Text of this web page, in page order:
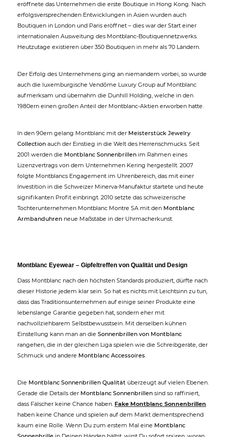
eröffnete das Unternehmen die erste Boutique in Hong Kong. Nach
erfolgsversprechenden Entwicklungen in Asien wurden auch
Boutiquen in London und Paris eröffnet – dies war der Start einer
internationalen Ausweitung des Montblanc-Boutiquennetzwerks.
Heutzutage existieren über 350 Boutiquen in mehr als 70 Ländern.
Der Erfolg des Unternehmens ging an niemandem vorbei, so wurde
auch die luxemburgische Vendôme Luxury Group auf Montblanc
aufmerksam und übernahm die Dunhill Holding, welche in den
1980ern einen großen Anteil der Montblanc-Aktien erworben hatte.
In den 90ern gelang Montblanc mit der Meisterstück Jewelry
Collection auch der Einstieg in die Welt des Herrenschmucks. Seit
2001 werden die Montblanc Sonnenbrillen im Rahmen eines
Lizenzvertrags von dem Unternehmen Kering hergestellt. 2007
folgte Montblancs Engagement im Uhrenbereich, das mit einer
Investition in die Schweizer Minerva-Manufaktur startete und heute
signifikanten Profit einbringt. 2010 setzte das schweizerische
Tochterunternehmen Montblanc Montre SA mit den Montblanc
Armbanduhren neue Maßstäbe in der Uhrmacherkunst.
Montblanc Eyewear – Gipfeltreffen von Qualität und Design
Dass Montblanc nach den höchsten Standards produziert, dürfte nach
dieser Historie jedem klar sein. So hat es nichts mit Leichtsinn zu tun,
dass das Traditionsunternehmen auf einige seiner Produkte eine
lebenslange Garantie gegeben hat, sondern eher mit
nachvollziehbarem Selbstbewusstsein. Mit derselben kühnen
Einstellung kann man an die Sonnenbrillen von Montblanc
rangehen, die in der gleichen Liga spielen wie die Schreibgeräte, der
Schmuck und andere Montblanc Accessoires.
Die Montblanc Sonnenbrillen Qualität überzeugt auf vielen Ebenen.
Gerade die Details der Montblanc Sonnenbrillen sind so raffiniert,
dass Fälscher keine Chance haben. Fake Montblanc Sonnenbrillen
haben keine Chance und spielen auf dem Markt dementsprechend
kaum eine Rolle. Wenn Du zum erstem Mal eine Montblanc